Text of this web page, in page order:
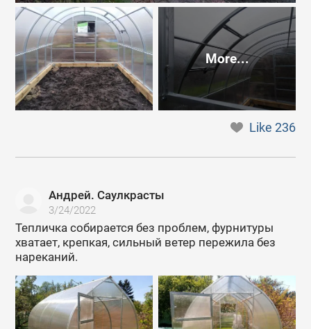
More...
Like236
Андрей. Саулкрасты
3/24/2022
Тепличка собирается без проблем, фурнитуры
хватает, крепкая, сильный ветер пережила без
нареканий.